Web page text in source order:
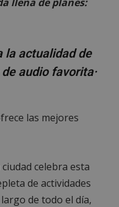
la actualidad de
audio favorita·
las mejores
celebra esta
de actividades
de todo el día,